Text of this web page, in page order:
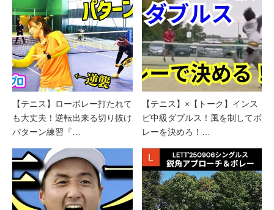
【テニス】ローボレー打たれて
も大丈夫！逆転出来る切り抜け
パターン練習『…
【テニス】×【トーク】インス
ピ中級ダブルス！風を制してボ
レーを決めろ！…